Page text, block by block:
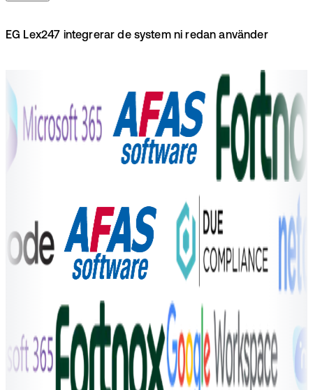
EG Lex247 integrerar de system ni redan använder